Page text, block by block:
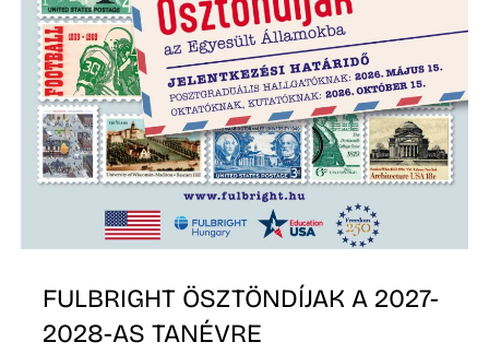
FULBRIGHT ÖSZTÖNDÍJAK A 2027-
2028-AS TANÉVRE